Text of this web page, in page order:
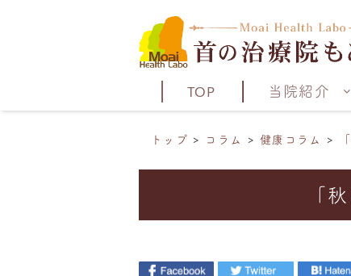
TOP 当院紹介
トップ コラム 健康コラム
「